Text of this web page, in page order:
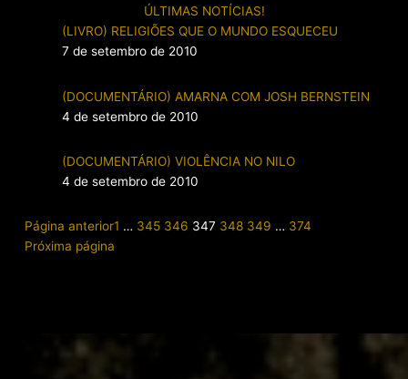
ÚLTIMAS NOTÍCIAS!
(LIVRO) RELIGIÕES QUE O MUNDO ESQUECEU
7 de setembro de 2010
(DOCUMENTÁRIO) AMARNA COM JOSH BERNSTEIN
4 de setembro de 2010
(DOCUMENTÁRIO) VIOLÊNCIA NO NILO
4 de setembro de 2010
Página anterior1 … 345 346 347 348 349 … 374
Próxima página